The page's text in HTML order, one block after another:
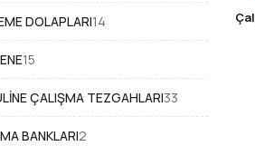
DOLAPLARI14
ürün
15
ürün
ÇALIŞMA TEZGAHLARI33
ürün
BANKLARI2